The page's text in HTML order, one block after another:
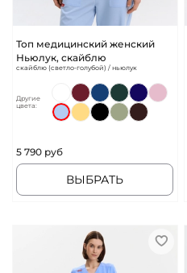
Топ медицинский женский
Ньюлук, скайблю
скайблю (светло-голубой) / ньюлук
Другие
цвета:
5 790 руб
ВЫБРАТЬ